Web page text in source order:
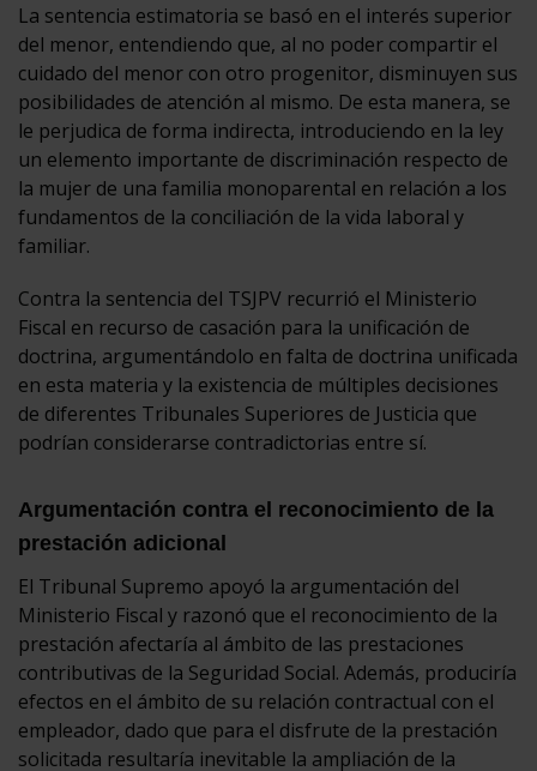
La sentencia estimatoria se basó en el interés superior
del menor, entendiendo que, al no poder compartir el
cuidado del menor con otro progenitor, disminuyen sus
posibilidades de atención al mismo. De esta manera, se
le perjudica de forma indirecta, introduciendo en la ley
un elemento importante de discriminación respecto de
la mujer de una familia monoparental en relación a los
fundamentos de la conciliación de la vida laboral y
familiar.
Contra la sentencia del TSJPV recurrió el Ministerio
Fiscal en recurso de casación para la unificación de
doctrina, argumentándolo en falta de doctrina unificada
en esta materia y la existencia de múltiples decisiones
de diferentes Tribunales Superiores de Justicia que
podrían considerarse contradictorias entre sí.
Argumentación contra el reconocimiento de la
prestación adicional
El Tribunal Supremo apoyó la argumentación del
Ministerio Fiscal y razonó que el reconocimiento de la
prestación afectaría al ámbito de las prestaciones
contributivas de la Seguridad Social. Además, produciría
efectos en el ámbito de su relación contractual con el
empleador, dado que para el disfrute de la prestación
solicitada resultaría inevitable la ampliación de la